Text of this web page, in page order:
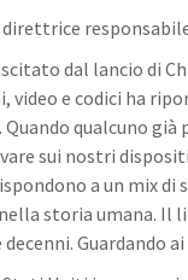
dal lancio di
video e codici ha
qualcuno
sui nostri
a un mix
storia umana.
Guardando